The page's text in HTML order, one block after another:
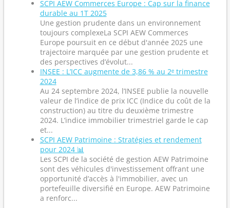
SCPI AEW Commerces Europe : Cap sur la finance
durable au 1T 2025
Une gestion prudente dans un environnement
toujours complexeLa SCPI AEW Commerces
Europe poursuit en ce début d'année 2025 une
trajectoire marquée par une gestion prudente et
des perspectives d’évolut...
INSEE : L’ICC augmente de 3,86 % au 2ᵉ trimestre
2024
Au 24 septembre 2024, l’INSEE publie la nouvelle
valeur de l’indice de prix ICC (Indice du coût de la
construction) au titre du deuxième trimestre
2024. L’indice immobilier trimestriel garde le cap
et...
SCPI AEW Patrimoine : Stratégies et rendement
pour 2024 📊
Les SCPI de la société de gestion AEW Patrimoine
sont des véhicules d'investissement offrant une
opportunité d’accès à l'immobilier, avec un
portefeuille diversifié en Europe. AEW Patrimoine
a renforc...